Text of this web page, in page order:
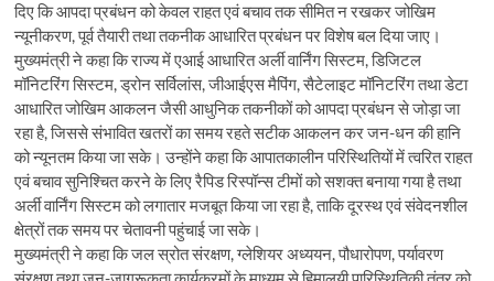
दिए कि आपदा प्रबंधन को केवल राहत एवं बचाव तक सीमित न रखकर जोखिम
न्यूनीकरण, पूर्व तैयारी तथा तकनीक आधारित प्रबंधन पर विशेष बल दिया जाए।
मुख्यमंत्री ने कहा कि राज्य में एआई आधारित अर्ली वार्निंग सिस्टम, डिजिटल
मॉनिटरिंग सिस्टम, ड्रोन सर्विलांस, जीआईएस मैपिंग, सैटेलाइट मॉनिटरिंग तथा डेटा
आधारित जोखिम आकलन जैसी आधुनिक तकनीकों को आपदा प्रबंधन से जोड़ा जा
रहा है, जिससे संभावित खतरों का समय रहते सटीक आकलन कर जन-धन की हानि
को न्यूनतम किया जा सके। उन्होंने कहा कि आपातकालीन परिस्थितियों में त्वरित राहत
एवं बचाव सुनिश्चित करने के लिए रैपिड रिस्पॉन्स टीमों को सशक्त बनाया गया है तथा
अर्ली वार्निंग सिस्टम को लगातार मजबूत किया जा रहा है, ताकि दूरस्थ एवं संवेदनशील
क्षेत्रों तक समय पर चेतावनी पहुंचाई जा सके।
मुख्यमंत्री ने कहा कि जल स्रोत संरक्षण, ग्लेशियर अध्ययन, पौधारोपण, पर्यावरण